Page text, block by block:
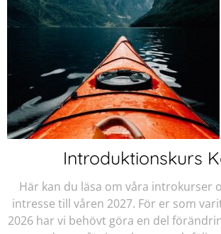
Introduktionskurs
Här kan du läsa om våra introkurser
intresse till våren 2027. För er som
2026 har vi behövt göra en del